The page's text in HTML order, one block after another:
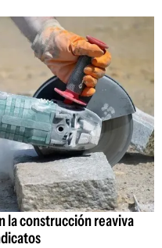
la construcción reaviva